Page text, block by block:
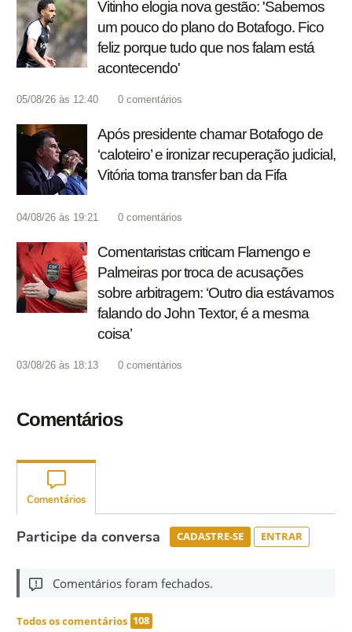
Vitinho elogia nova gestão: 'Sabemos
um pouco do plano do Botafogo. Fico
feliz porque tudo que nos falam está
acontecendo'
05/08/26 às 12:40 0 comentários
Após presidente chamar Botafogo de
‘caloteiro’ e ironizar recuperação judicial,
Vitória toma transfer ban da Fifa
04/08/26 às 19:21 0 comentários
Comentaristas criticam Flamengo e
Palmeiras por troca de acusações
sobre arbitragem: ‘Outro dia estávamos
falando do John Textor, é a mesma
coisa’
03/08/26 às 18:13 0 comentários
Comentários